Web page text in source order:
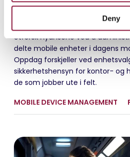
Deny
Forstå forskjellene:
personlige og delte
Utforsk nyansene ved å
delte mobile enheter i dagens
Oppdag forskjeller ved
sikkerhetshensyn for kontor- og
de som jobber ute i felt.
MOBILE DEVICE MANAGEMENT